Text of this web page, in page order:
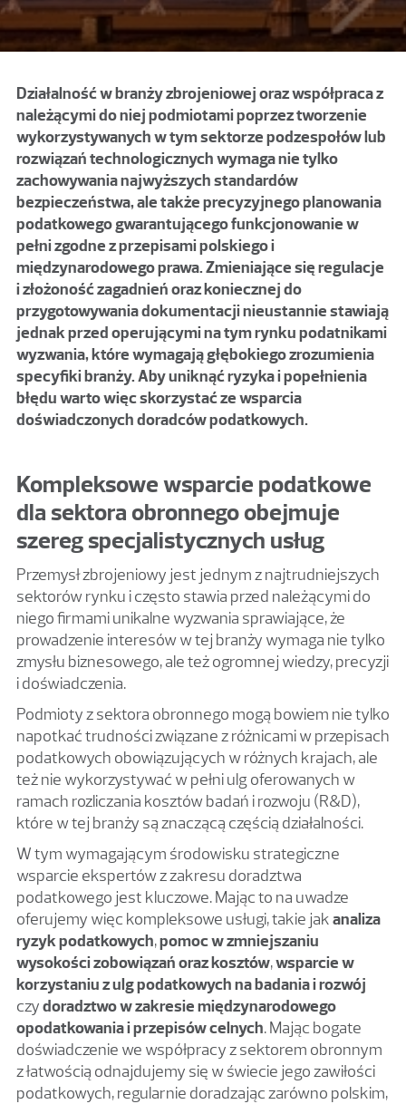
Działalność w branży zbrojeniowej oraz współpraca z
należącymi do niej podmiotami poprzez tworzenie
wykorzystywanych w tym sektorze podzespołów lub
rozwiązań technologicznych wymaga nie tylko
zachowywania najwyższych standardów
bezpieczeństwa, ale także precyzyjnego planowania
podatkowego gwarantującego funkcjonowanie w
pełni zgodne z przepisami polskiego i
międzynarodowego prawa. Zmieniające się regulacje
i złożoność zagadnień oraz koniecznej do
przygotowywania dokumentacji nieustannie stawiają
jednak przed operującymi na tym rynku podatnikami
wyzwania, które wymagają głębokiego zrozumienia
specyfiki branży. Aby uniknąć ryzyka i popełnienia
błędu warto więc skorzystać ze wsparcia
doświadczonych doradców podatkowych.
Kompleksowe wsparcie podatkowe
dla sektora obronnego obejmuje
szereg specjalistycznych usług
Przemysł zbrojeniowy jest jednym z najtrudniejszych
sektorów rynku i często stawia przed należącymi do
niego firmami unikalne wyzwania sprawiające, że
prowadzenie interesów w tej branży wymaga nie tylko
zmysłu biznesowego, ale też ogromnej wiedzy, precyzji
i doświadczenia.
Podmioty z sektora obronnego mogą bowiem nie tylko
napotkać trudności związane z różnicami w przepisach
podatkowych obowiązujących w różnych krajach, ale
też nie wykorzystywać w pełni ulg oferowanych w
ramach rozliczania kosztów badań i rozwoju (R&D),
które w tej branży są znaczącą częścią działalności.
W tym wymagającym środowisku strategiczne
wsparcie ekspertów z zakresu doradztwa
podatkowego jest kluczowe. Mając to na uwadze
oferujemy więc kompleksowe usługi, takie jakanaliza
ryzyk podatkowych,pomoc w zmniejszaniu
wysokości zobowiązań oraz kosztów,wsparcie w
korzystaniu z ulg podatkowych na badania i rozwój
czydoradztwo w zakresie międzynarodowego
opodatkowania i przepisów celnych. Mając bogate
doświadczenie we współpracy z sektorem obronnym
z łatwością odnajdujemy się w świecie jego zawiłości
podatkowych, regularnie doradzając zarówno polskim,